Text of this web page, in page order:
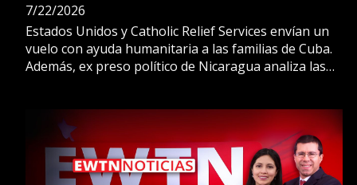
7/22/2026
Estados Unidos y Catholic Relief Services envían un
vuelo con ayuda humanitaria a las familias de Cuba.
Además, ex preso político de Nicaragua analiza las
Daniel Ortega.